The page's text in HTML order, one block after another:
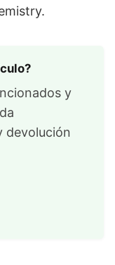
y
devolución